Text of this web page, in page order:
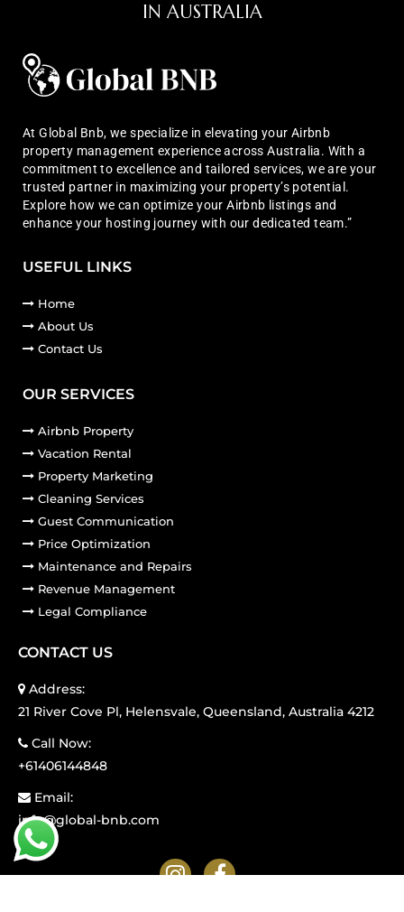
IN AUSTRALIA
At Global Bnb, we specialize in elevating your Airbnb
property management experience across Australia. With a
commitment to excellence and tailored services, we are your
trusted partner in maximizing your property’s potential.
Explore how we can optimize your Airbnb listings and
enhance your hosting journey with our dedicated team.”
USEFUL LINKS
Home
About Us
Contact Us
OUR SERVICES
Airbnb Property
Vacation Rental
Property Marketing
Cleaning Services
Guest Communication
Price Optimization
Maintenance and Repairs
Revenue Management
Legal Compliance
CONTACT US
Address:
21 River Cove Pl, Helensvale, Queensland, Australia 4212
Call Now:
+61406144848
Email:
info@global-bnb.com